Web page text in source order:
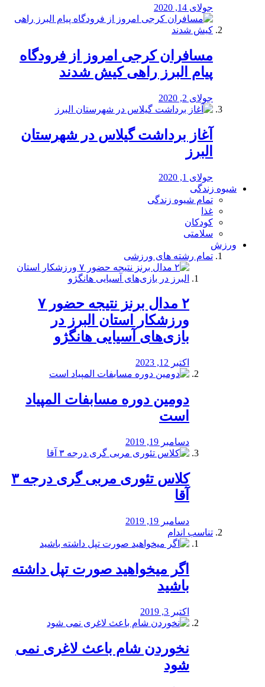
جولای 14, 2020
مسافران کرجی امروز از فرودگاه
پیام البرز راهی کیش شدند
جولای 2, 2020
آغاز برداشت گیلاس در شهرستان
البرز
جولای 1, 2020
شیوه زندگی
تمام شیوه زندگی
غذا
کودکان
سلامتی
ورزش
تمام رشته های ورزشی
۲ مدال برنز نتیجه حضور ۷
ورزشکار استان البرز در
بازی‌های آسیایی هانگژو
اکتبر 12, 2023
دومین دوره مسابفات المپیاد
است
دسامبر 19, 2019
کلاس تئوری مربی گری درجه ۳
آقا
دسامبر 19, 2019
تناسب اندام
اگر میخواهید صورت تپل داشته
باشید
اکتبر 3, 2019
نخوردن شام باعث لاغری نمی
‌شود